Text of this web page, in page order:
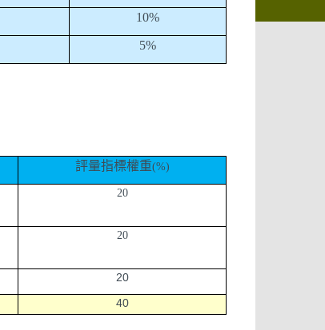
10%
5%
評量指標權重(%)
20
20
20
40